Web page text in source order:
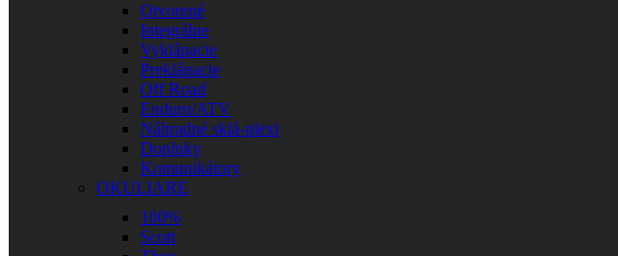
Otvorené
Integrálne
Vyklápacie
Preklápacie
Off Road
Enduro/ATV
Náhradné sklá-plexi
Doplnky
Komunikátory
OKULIARE
100%
Scott